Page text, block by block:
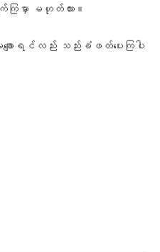
ြမှာ မဟုတ်လား။
ချောရင်လည်း သည်းခံဖတ်ပေးကြပါ